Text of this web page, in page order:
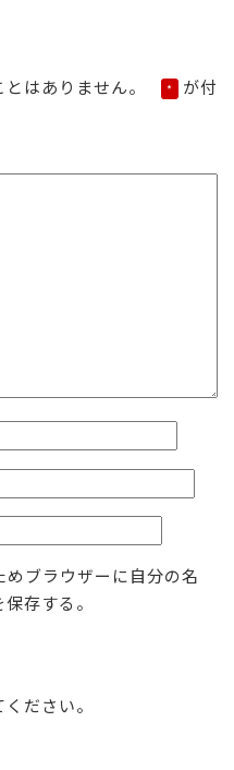
はありません。 *
が付
ブラウザーに自分の名
存する。
ださい。